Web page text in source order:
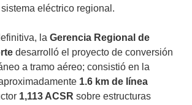
eléctrico regional.
la Gerencia Regional de
desarrolló el proyecto de conversión
a tramo aéreo; consistió en la
1.6 km de línea
1,113 ACSR sobre estructuras